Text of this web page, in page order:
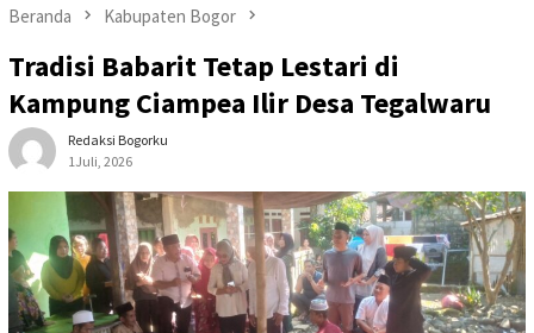
Beranda Kabupaten Bogor
Tradisi Babarit Tetap Lestari di
Kampung Ciampea Ilir Desa Tegalwaru ‎
Redaksi Bogorku
1Juli, 2026